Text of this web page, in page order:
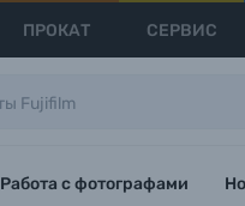
ПРОКАТ СЕРВИС
Работа с фотографами